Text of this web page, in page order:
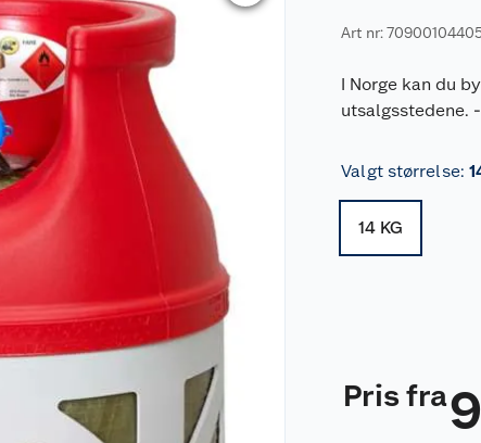
Art nr:
I Norge kan du
utsalgsstedene. -
Valgt størrelse:
14 KG
Pris fra